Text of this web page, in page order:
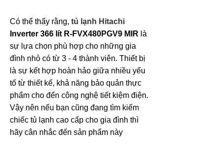
Có thể thấy rằng, tủ lạnh Hitachi
Inverter 366 lít R-FVX480PGV9 MIR là
sự lựa chọn phù hợp cho những gia
đình nhỏ có từ 3 - 4 thành viên. Thiết bị
là sự kết hợp hoàn hảo giữa nhiều yếu
tố từ thiết kế, khả năng bảo quản thực
phẩm cho đến công nghệ tiết kiệm điện.
Vậy nên nếu bạn cũng đang tìm kiếm
chiếc tủ lạnh cao cấp cho gia đình thì
hãy cân nhắc đến sản phẩm này